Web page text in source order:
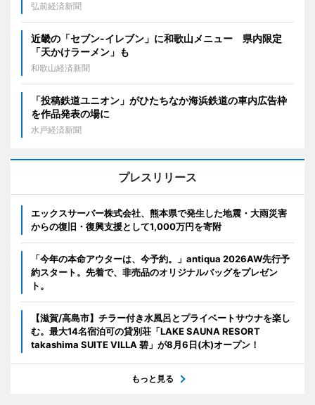
弘前経済新聞
近畿の「セブン-イレブン」に和歌山メニュー 県内限定
「天かけラーメン」も
和歌山経済新聞
「投稿鉄道ユニオン」がひたちなか海浜鉄道の車内広告枠
を作品発表の場に
水戸経済新聞
プレスリリース
エックスサーバー株式会社、熊本県で発生した地震・大雨災害
からの復旧・復興支援として1,000万円を寄附
「今年の本命アウターは、今予約。」antiqua 2026AW先行予
約スタート。先着で、非売品のオリジナルバッグをプレゼン
ト。
【滋賀/高島市】チラー付き水風呂とプライベートサウナを楽し
む。最大14名宿泊可の貸別荘「LAKE SAUNA RESORT
takashima SUITE VILLA 碧」が8月6日(木)オープン！
もっと見る